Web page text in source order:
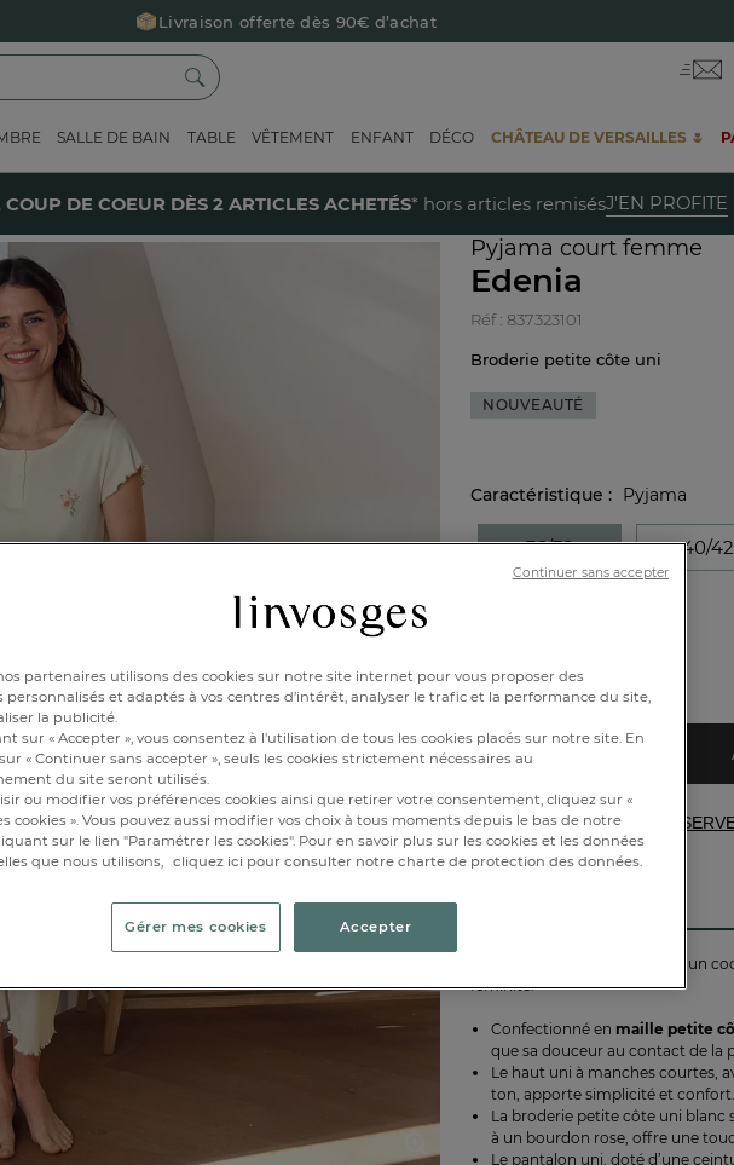
Livraison offerte dès 90€ d’achat
Retour offert avec Colissimo* !
Payez en 3x ou 4x sans frais avec Alma
Le parrainage Linvosges : offrez 15€, recevez 15€ ! Je découvre
-40% sur votre coup de coeur dès 2 articles achetés !
SALLE DE BAIN TABLE VÊTEMENT ENFANT DÉCO CHÂTEAU DE VERSAILLES 🌷
DE COEUR DÈS 2 ARTICLES ACHETÉS* hors articles remisésJ'EN PROFITE
Pyjama court femme
Edenia
Réf : 837323101
Broderie petite côte uni
NOUVEAUTÉ
Caractéristique : Pyjama
36/38 40/42
1
offre un
féminité.
Confectionné en maille petite
que sa douceur au contact de la
Le haut uni à manches courtes,
ton, apporte simplicité et confort.
La broderie petite côte uni blanc
à un bourdon rose, offre une
Le pantalon uni, doté d’une
partenaires utilisons des cookies sur notre site internet pour vous proposer des
personnalisés et adaptés à vos centres d’intérêt, analyser le trafic et la performance du site,
la publicité.
sur « Accepter », vous consentez à l'utilisation de tous les cookies placés sur notre site. En
« Continuer sans accepter », seuls les cookies strictement nécessaires au
du site seront utilisés.
ou modifier vos préférences cookies ainsi que retirer votre consentement, cliquez sur «
cookies ». Vous pouvez aussi modifier vos choix à tous moments depuis le bas de notre
sur le lien "Paramétrer les cookies". Pour en savoir plus sur les cookies et les données
que nous utilisons, cliquez ici pour consulter notre charte de protection des données.
Gérer mes cookies Accepter
Continuer sans accepter